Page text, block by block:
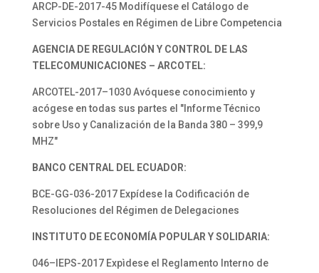
ARCP-DE-2017-45 Modifíquese el Catálogo de
Servicios Postales en Régimen de Libre Competencia
AGENCIA DE REGULACIÓN Y CONTROL DE LAS
TELECOMUNICACIONES – ARCOTEL:
ARCOTEL-2017–1030 Avóquese conocimiento y
acógese en todas sus partes el "Informe Técnico
sobre Uso y Canalización de la Banda 380 – 399,9
MHZ"
BANCO CENTRAL DEL ECUADOR:
BCE-GG-036-2017 Expídese la Codificación de
Resoluciones del Régimen de Delegaciones
INSTITUTO DE ECONOMÍA POPULAR Y SOLIDARIA:
046–IEPS-2017 Expìdese el Reglamento Interno de